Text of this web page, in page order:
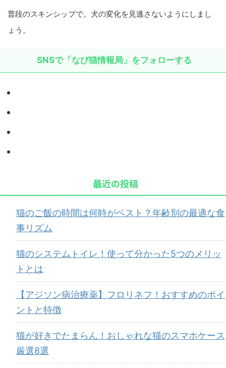
普段のスキンシップで。犬の変化を見逃さないようにしまし
ょう。
SNSで「なび猫情報局」をフォローする
最近の投稿
猫のご飯の時間は何時がベスト？年齢別の最適な食
事リズム
猫のシステムトイレ！使って分かった5つのメリッ
トとは
【アジソン病治療薬】フロリネフ！おすすめのポイ
ントと特徴
猫が好きでたまらん！おしゃれな猫のスマホケース
厳選8選